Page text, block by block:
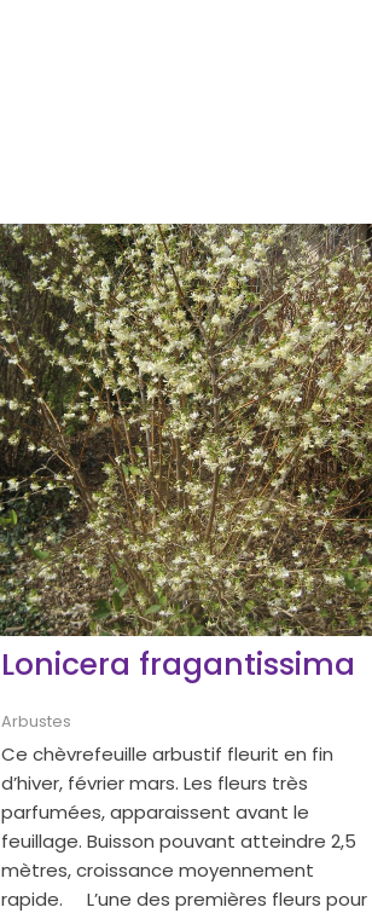
Lonicera fragantissima
Arbustes
Ce chèvrefeuille arbustif fleurit en fin
d’hiver, février mars. Les fleurs très
parfumées, apparaissent avant le
feuillage. Buisson pouvant atteindre 2,5
mètres, croissance moyennement
rapide. L’une des premières fleurs pour